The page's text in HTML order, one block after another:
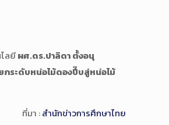
ลยีผศ.ดร.ปาลิดา ตั้งอนุ
กระดับหน่อไม้ดองปี๊บสู่หน่อไม้
ที่มา :สำนักข่าวการศึกษาไทย